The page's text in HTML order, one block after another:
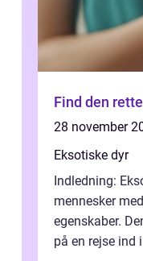
Find den
28 november
Eksotiske dyr
Indledning:
mennesker
egenskaber.
på en rejse ind